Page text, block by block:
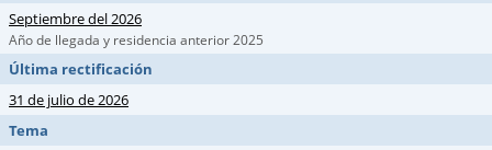
Septiembre del 2026
Año de llegada y residencia anterior 2025
Última rectificación
31 de julio de 2026
Tema